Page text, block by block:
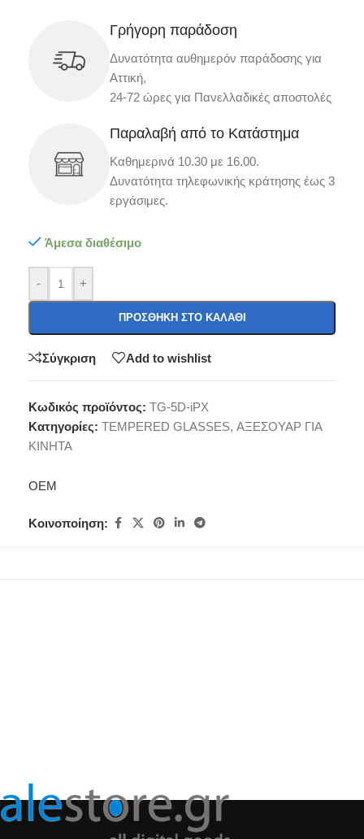
Γρήγορη παράδοση
Δυνατότητα αυθημερόν παράδοσης για
Αττική,
24-72 ώρες για Πανελλαδικές αποστολές
Παραλαβή από το Κατάστημα
Καθημερινά 10.30 με 16.00.
Δυνατότητα τηλεφωνικής κράτησης έως 3
εργάσιμες.
Άμεσα διαθέσιμο
- +
ΠΡΟΣΘΉΚΗ ΣΤΟ ΚΑΛΆΘΙ
Σύγκριση Add to wishlist
Κωδικός προϊόντος: TG-5D-iPX
Κατηγορίες: TEMPERED GLASSES, ΑΞΕΣΟΥΑΡ ΓΙΑ
ΚΙΝΗΤΑ
OEM
Κοινοποίηση: